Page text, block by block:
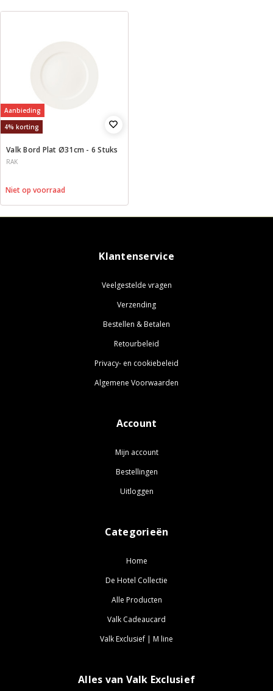
Aanbieding
4% korting
Valk Bord Plat Ø31cm - 6 Stuks
RAK
Niet op voorraad
Klantenservice
Veelgestelde vragen
Verzending
Bestellen & Betalen
Retourbeleid
Privacy- en cookiebeleid
Algemene Voorwaarden
Account
Mijn account
Bestellingen
Uitloggen
Categorieën
Home
De Hotel Collectie
Alle Producten
Valk Cadeaucard
Valk Exclusief | M line
Alles van Valk Exclusief